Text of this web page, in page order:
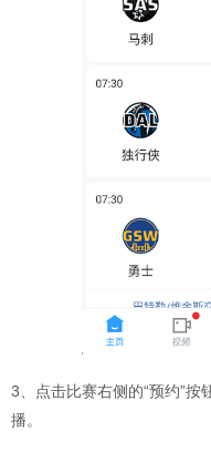
3、点击比赛右侧的“预约”
播。